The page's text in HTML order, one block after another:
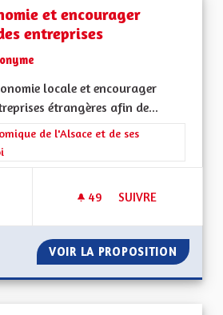
et encourager
entreprises
locale et encourager
étrangères afin de...
la catégorie : L'attractivité
de l'Alsace et de ses
49 49 ABONNÉS
SUIVRE
VOIR LA PROPOSITION